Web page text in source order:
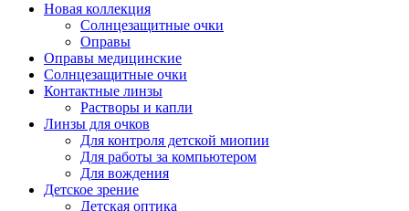
Новая коллекция
Солнцезащитные очки
Оправы
Оправы медицинские
Солнцезащитные очки
Контактные линзы
Растворы и капли
Линзы для очков
Для контроля детской миопии
Для работы за компьютером
Для вождения
Детское зрение
Детская оптика